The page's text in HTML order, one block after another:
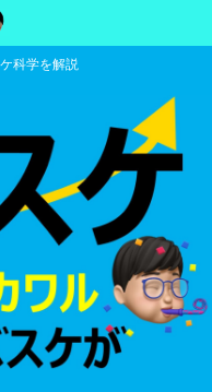
科学を解説